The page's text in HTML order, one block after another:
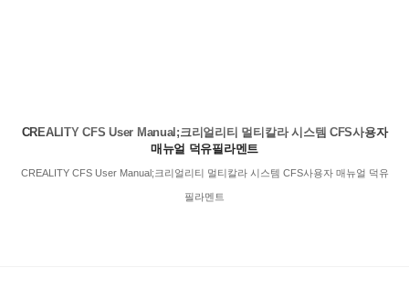
CREALITY CFS User Manual;크리얼리티 멀티칼라 시스템 CFS사용자
매뉴얼 덕유필라멘트
CREALITY CFS User Manual;크리얼리티 멀티칼라 시스템 CFS사용자 매뉴얼 덕유
필라멘트